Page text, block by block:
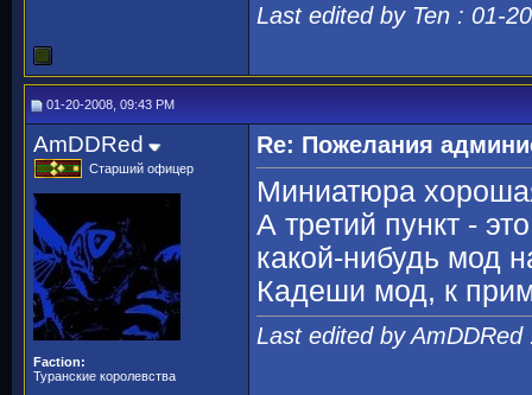
Last edited by Ten : 01-
01-20-2008, 09:43 PM
AmDDRed
Старший офицер
Faction:
Туранские королевства
Re: Пожелания
Миниатюра
А третий пункт -
какой-нибудь мод
Кадеши мод, к
Last edited by